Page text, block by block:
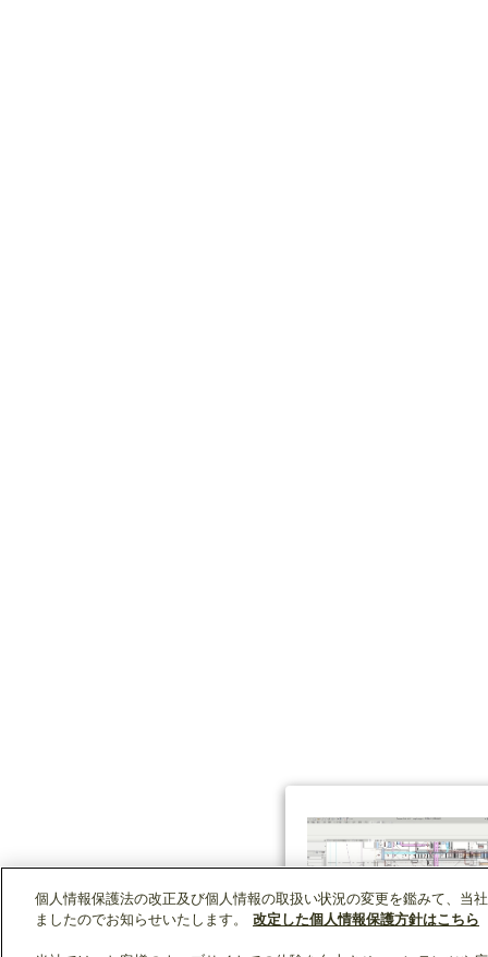
個人情報保護法の改正及び個人情報の取扱い状況の変更を鑑みて、当
ましたのでお知らせいたします。
改定した個人情報保護方針はこちら